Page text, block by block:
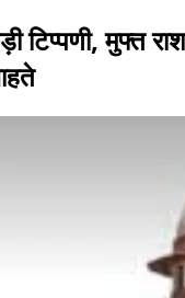
टिप्पणी, मुफ्त